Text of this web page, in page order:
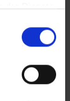
der Dienste